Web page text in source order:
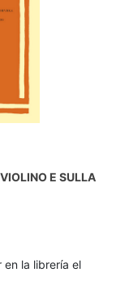
E SULLA
en la librería el